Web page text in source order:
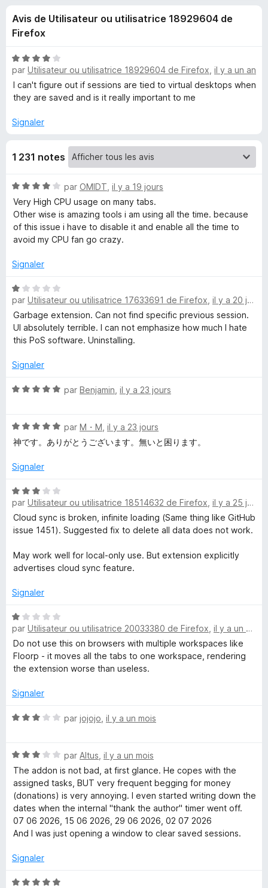
a
u
r
F
f
o
x
u
e
s
p
o
u
r
T
a
b
S
e
s
s
o
n
M
a
n
a
g
e
r
Avis de Utilisateur ou utilisatrice 18929604 de
Firefox
N
o
t
é
s
5
par Utilisateur ou utilisatrice 18929604 de Firefox il y a un an
I can't figure out if sessions are tied to virtual desktops when
they are saved and is it really important to me
Signaler
1 231 notes
N
o
t
é
4
u
5
par OMIDT il y a 19 jours
Very High CPU usage on many tabs.
Other wise is amazing tools i am using all the time. because
of this issue i have to disable it and enable all the time to
avoid my CPU fan go crazy.
Signaler
N
o
t
é
1
u
5
par Utilisateur ou utilisatrice 17633691 de Firefox il y a 20 jours
Garbage extension. Can not find specific previous session.
UI absolutely terrible. I can not emphasize how much I hate
this PoS software. Uninstalling.
Signaler
N
é
5
u
5
par Benjamin il y a 23 jours
N
o
é
s
u
r
5
par M・M il y a 23 jours
神です。ありがとうございます。無いと困ります。
Signaler
N
o
t
é
s
u
5
par Utilisateur ou utilisatrice 18514632 de Firefox il y a 25 jours
Cloud sync is broken, infinite loading (Same thing like GitHub
issue 1451). Suggested fix to delete all data does not work.
May work well for local-only use. But extension explicitly
advertises cloud sync feature.
Signaler
N
o
t
é
1
u
5
par Utilisateur ou utilisatrice 20033380 de Firefox il y a un mois
Do not use this on browsers with multiple workspaces like
Floorp - it moves all the tabs to one workspace, rendering
the extension worse than useless.
Signaler
N
é
3
s
u
r
5
par jojojo il y a un mois
N
o
t
é
3
s
u
5
par Altus il y a un mois
The addon is not bad, at first glance. He copes with the
assigned tasks, BUT very frequent begging for money
(donations) is very annoying. I even started writing down the
dates when the internal "thank the author" timer went off.
07 06 2026, 15 06 2026, 29 06 2026, 02 07 2026
And I was just opening a window to clear saved sessions.
Signaler
N